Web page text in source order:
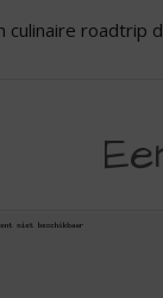
culinaire roadtrip